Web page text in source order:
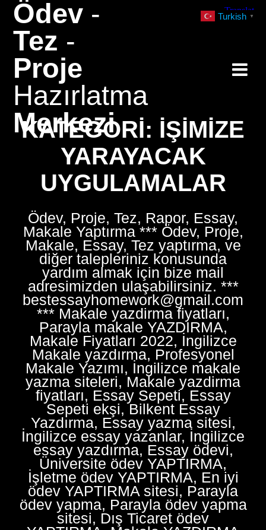
Ödev -
Tez -
Proje
Hazırlatma
Merkezi
KATEGORI: İŞIMIZE
YARAYACAK
UYGULAMALAR
Ödev, Proje, Tez, Rapor, Essay,
Makale Yaptırma *** Ödev, Proje,
Makale, Essay, Tez yaptırma, ve
diğer talepleriniz konusunda
yardım almak için bize mail
adresimizden ulaşabilirsiniz. ***
bestessayhomework@gmail.com
*** Makale yazdirma fiyatları,
Parayla makale YAZDIRMA,
Makale Fiyatları 2022, İngilizce
Makale yazdırma, Profesyonel
Makale Yazımı, İngilizce makale
yazma siteleri, Makale yazdirma
fiyatları, Essay Sepeti, Essay
Sepeti ekşi, Bilkent Essay
Yazdırma, Essay yazma sitesi,
İngilizce essay yazanlar, İngilizce
essay yazdırma, Essay ödevi,
Üniversite ödev YAPTIRMA,
İşletme ödev YAPTIRMA, En iyi
ödev YAPTIRMA sitesi, Parayla
ödev yapma, Parayla ödev yapma
sitesi, Dış Ticaret ödev
Turkish ▼